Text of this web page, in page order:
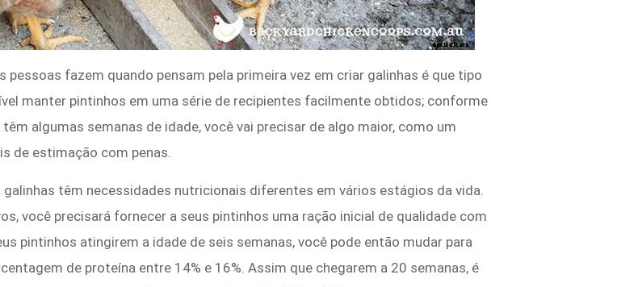
fazem quando pensam pela primeira vez em criar galinhas é que tipo
manter pintinhos em uma série de recipientes facilmente obtidos; conforme
algumas semanas de idade, você vai precisar de algo maior, como um
de estimação com penas.
têm necessidades nutricionais diferentes em vários estágios da vida.
você precisará fornecer a seus pintinhos uma ração inicial de qualidade com
pintinhos atingirem a idade de seis semanas, você pode então mudar para
de proteína entre 14% e 16%. Assim que chegarem a 20 semanas, é